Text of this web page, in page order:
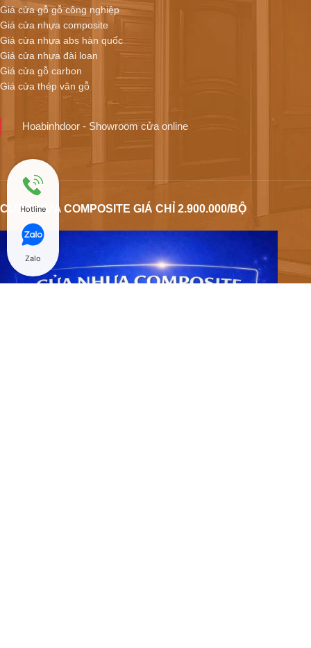
Giá cửa gỗ gỗ công nghiệp
Giá cửa nhựa composite
Giá cửa nhựa abs hàn quốc
Giá cửa nhựa đài loan
Giá cửa gỗ carbon
Giá cửa thép vân gỗ
Hoabinhdoor - Showroom cửa online
CỬA NHỰA COMPOSITE GIÁ CHỈ 2.900.000/BỘ
Hotline
Zalo